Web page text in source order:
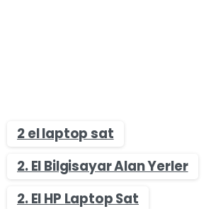
2 el laptop sat
2. El Bilgisayar Alan Yerler
2. El HP Laptop Sat